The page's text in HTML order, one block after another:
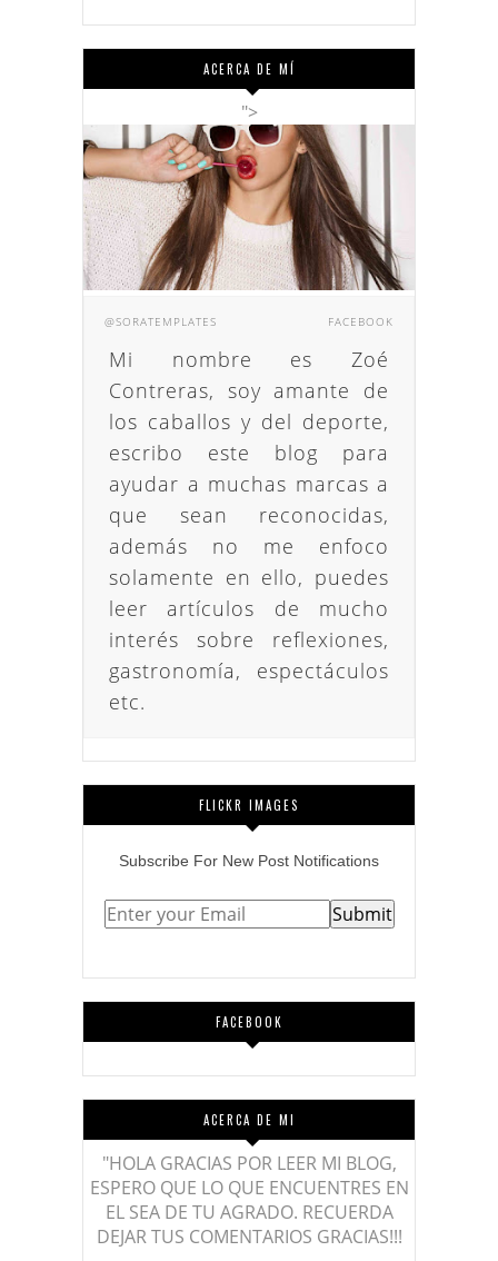
ACERCA DE MÍ
">
@SORATEMPLATES FACEBOOK
Mi nombre es Zoé
Contreras, soy amante de
los caballos y del deporte,
escribo este blog para
ayudar a muchas marcas a
que sean reconocidas,
además no me enfoco
solamente en ello, puedes
leer artículos de mucho
interés sobre reflexiones,
gastronomía, espectáculos
etc.
FLICKR IMAGES
Subscribe For New Post Notifications
FACEBOOK
ACERCA DE MI
"HOLA GRACIAS POR LEER MI BLOG,
ESPERO QUE LO QUE ENCUENTRES EN
EL SEA DE TU AGRADO. RECUERDA
DEJAR TUS COMENTARIOS GRACIAS!!!